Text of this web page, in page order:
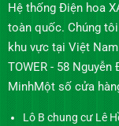
Hệ thống Điện hoa
toàn quốc. Chúng
khu vực tại Việt
TOWER - 58 Nguyễn
MinhMột số cửa
Lô B chung cư Lê